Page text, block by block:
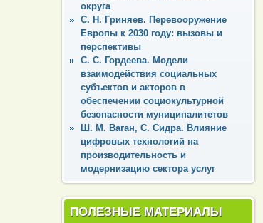
округа
С. Н. Гриняев. Перевооружение
Европы к 2030 году: вызовы и
перспективы
С. С. Гордеева. Модели
взаимодействия социальных
субъектов и акторов в
обеспечении социокультурной
безопасности муниципалитетов
Ш. М. Ваган, С. Сидра. Влияние
цифровых технологий на
производительность и
модернизацию сектора услуг
ПОЛЕЗНЫЕ МАТЕРИАЛЫ